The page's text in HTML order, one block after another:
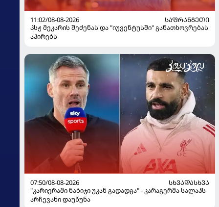
11:02/08-08-2026
ᲡᲐᲤᲠᲐᲜᲒᲔᲗᲘ
პსჟ მეკარის შეძენას და "იუვენტუსში" განათხოვრებას
აპირებს
07:50/08-08-2026
ᲡᲮᲕᲐᲓᲐᲡᲮᲕᲐ
"კარიერაში ნაბიჯი უკან გადადგა" - კარაგერმა სალაჰს
არჩევანი დაუწუნა